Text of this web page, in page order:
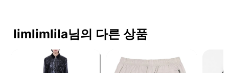
limlimlila님의 다른 상품